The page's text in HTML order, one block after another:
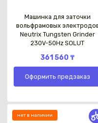
Машинка для заточки
вольфрамовых
Neutrix Tungsten Grinder
230V-50Hz SOLUT
361 560 ₸
Оформить предзаказ
нет в наличии